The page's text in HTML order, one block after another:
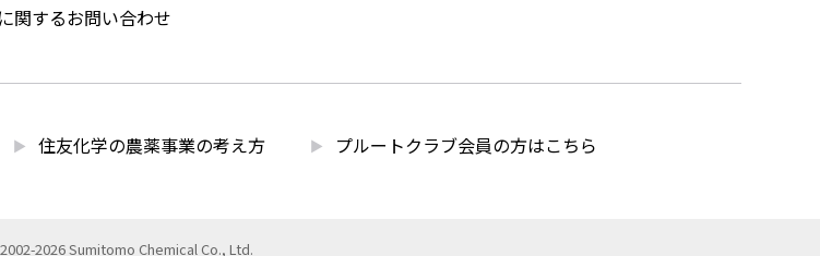
関するお問い合わせ
住友化学の農薬事業の考え方 プルートクラブ会員の方はこちら
2026 Sumitomo Chemical Co., Ltd.